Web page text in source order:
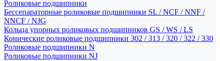
Роликовые подшипники
Бессепараторные роликовые подшипники SL / NCF / NNF /
NNCF / NJG
Кольца упорных роликовых подшипников GS / WS / LS
Конические роликовые подшипники 302 / 313 / 320 / 322 / 330
Роликовые подшипники N
Роликовые подшипники NJ